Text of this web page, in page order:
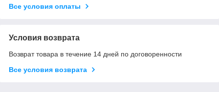
Все условия оплаты
Условия возврата
Возврат товара в течение 14 дней по договоренности
Все условия возврата